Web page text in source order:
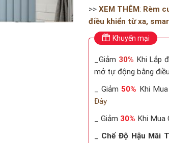
>> XEM THÊM: Rèm
điều khiển từ xa,
Khuyến mại
_Giảm 30% Khi Lắp
mở tự động bằng
_ Giảm50% Khi
Đây
_ Giảm 30% Khi Mua
Chế Độ Hậu Mãi